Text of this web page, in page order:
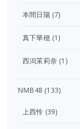
本間日陽(7)
真下華穂(1)
西潟茉莉奈 (1)
NMB48 (133)
上西怜 (39)